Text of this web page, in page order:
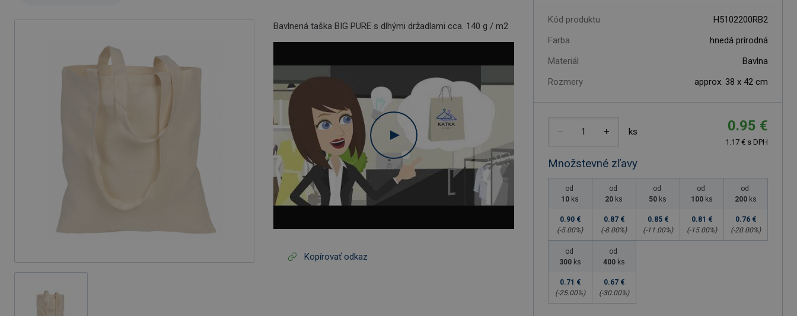
Bavlnená taška BIG PURE s dlhými držadlami cca. 140 g / m2
Kopírovať odkaz
Kód produktu
H5102200RB2
Farba
hnedá prírodná
Materiál
Bavlna
Rozmery
approx. 38 x 42 cm
ks 0.95 €
1.17 € s DPH
Množstevné zľavy
od
10 ks
0.90 €
(-5.00%)
od
20 ks
0.87 €
(-8.00%)
od
50 ks
0.85 €
(-11.00%)
od
100 ks
0.81 €
(-15.00%)
od
200 ks
0.76 €
(-20.00%)
od
300 ks
0.71 €
(-25.00%)
od
400 ks
0.67 €
(-30.00%)